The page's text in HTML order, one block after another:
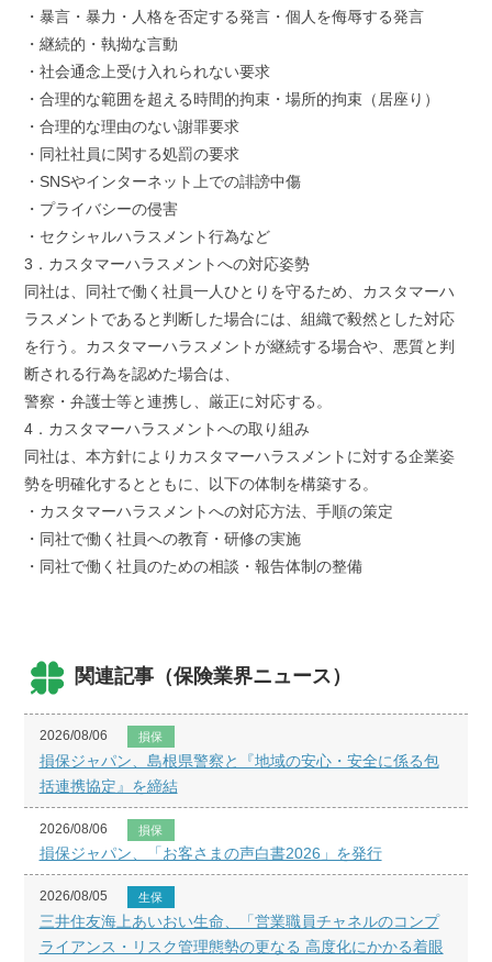
・暴言・暴力・人格を否定する発言・個人を侮辱する発言
・継続的・執拗な言動
・社会通念上受け入れられない要求
・合理的な範囲を超える時間的拘束・場所的拘束（居座り）
・合理的な理由のない謝罪要求
・同社社員に関する処罰の要求
・SNSやインターネット上での誹謗中傷
・プライバシーの侵害
・セクシャルハラスメント行為など
3．カスタマーハラスメントへの対応姿勢
同社は、同社で働く社員一人ひとりを守るため、カスタマーハ
ラスメントであると判断した場合には、組織で毅然とした対応
を行う。カスタマーハラスメントが継続する場合や、悪質と判
断される行為を認めた場合は、
警察・弁護士等と連携し、厳正に対応する。
4．カスタマーハラスメントへの取り組み
同社は、本方針によりカスタマーハラスメントに対する企業姿
勢を明確化するとともに、以下の体制を構築する。
・カスタマーハラスメントへの対応方法、手順の策定
・同社で働く社員への教育・研修の実施
・同社で働く社員のための相談・報告体制の整備
関連記事（保険業界ニュース）
2026/08/06 損保
損保ジャパン、島根県警察と『地域の安心・安全に係る包
括連携協定』を締結
2026/08/06 損保
損保ジャパン、「お客さまの声白書2026」を発行
2026/08/05 生保
三井住友海上あいおい生命、「営業職員チャネルのコンプ
ライアンス・リスク管理態勢の更なる 高度化にかかる着眼